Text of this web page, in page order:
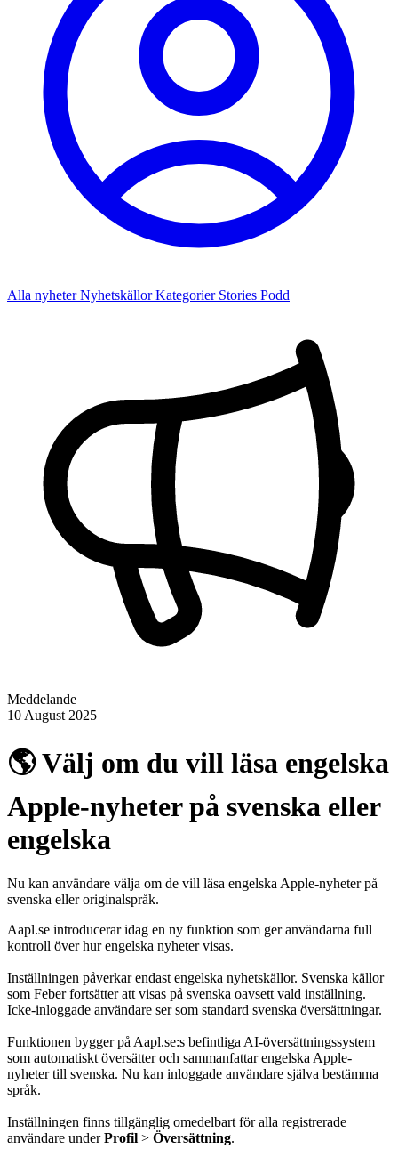
Alla nyheterNyhetskällorKategorier Stories Podd
Meddelande
10 August 2025
🌎 Välj om du vill läsa engelska
Apple-nyheter på svenska eller
engelska
Nu kan användare välja om de vill läsa engelska Apple-nyheter på
svenska eller originalspråk.
Aapl.se introducerar idag en ny funktion som ger användarna full
kontroll över hur engelska nyheter visas.
Inställningen påverkar endast engelska nyhetskällor. Svenska källor
som Feber fortsätter att visas på svenska oavsett vald inställning.
Icke-inloggade användare ser som standard svenska översättningar.
Funktionen bygger på Aapl.se:s befintliga AI-översättningssystem
som automatiskt översätter och sammanfattar engelska Apple-
nyheter till svenska. Nu kan inloggade användare själva bestämma
språk.
Inställningen finns tillgänglig omedelbart för alla registrerade
användare underProfil > Översättning.